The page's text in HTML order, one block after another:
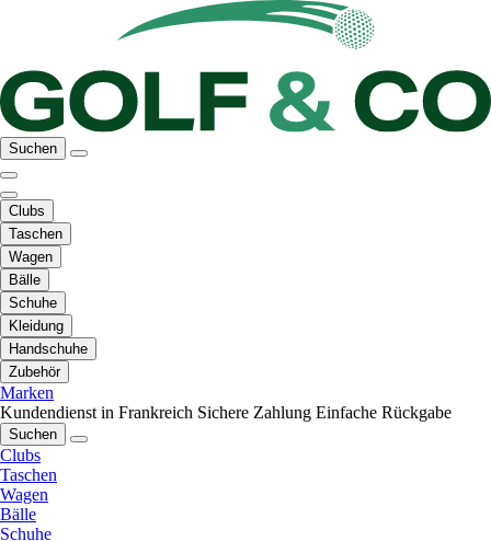
Suchen
Clubs
Taschen
Wagen
Bälle
Schuhe
Kleidung
Handschuhe
Zubehör
Marken
Kundendienst in Frankreich Sichere Zahlung Einfache Rückgabe
Suchen
Clubs
Taschen
Wagen
Bälle
Schuhe